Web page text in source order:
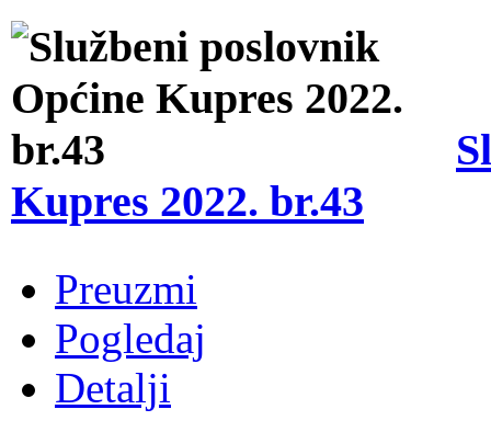
Kupres 2022. br.43
Preuzmi
Pogledaj
Detalji